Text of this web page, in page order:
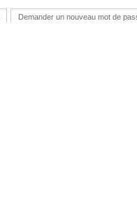
Demander un nouveau mot de